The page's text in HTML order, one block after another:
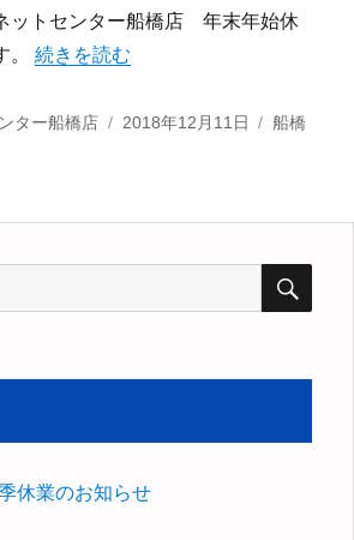
ットセンター船橋店 年末年始休
。“【船橋店】年末年始休業のお知らせ
続きを読む
ター船橋店
投
2018年12月11日
カ
船橋
休業のお知らせ